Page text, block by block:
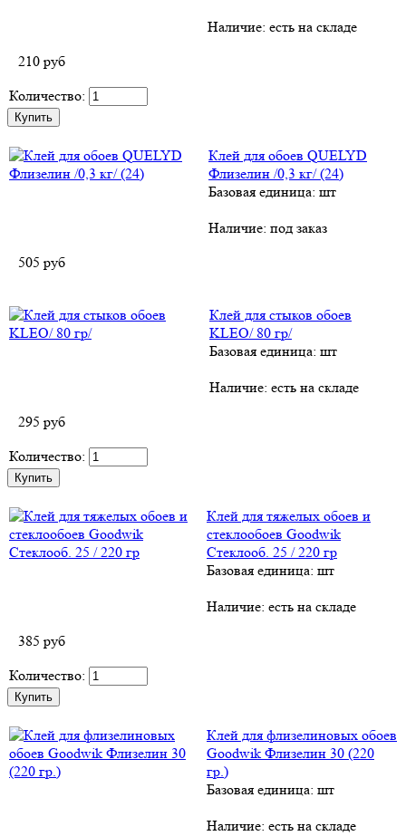
Наличие: есть на складе
210 руб
Количество:
Клей для обоев QUELYD
Флизелин /0,3 кг/ (24)
Базовая единица: шт
Наличие: под заказ
505 руб
Клей для стыков обоев
KLEO/ 80 гр/
Базовая единица: шт
Наличие: есть на складе
295 руб
Количество:
Клей для тяжелых обоев и
стеклообоев Goodwik
Стеклооб. 25 / 220 гр
Базовая единица: шт
Наличие: есть на складе
385 руб
Количество:
Клей для флизелиновых обоев
Goodwik Флизелин 30 (220
гр.)
Базовая единица: шт
Наличие: есть на складе